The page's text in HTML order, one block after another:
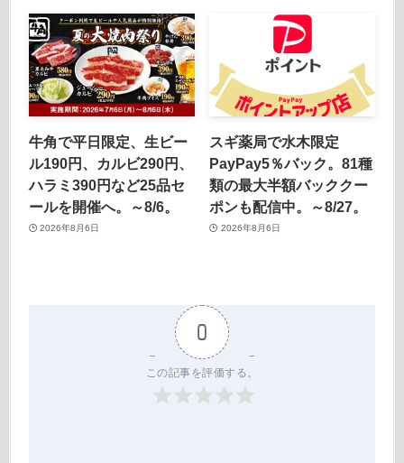
牛角で平日限定、生ビー
ル190円、カルビ290円、
ハラミ390円など25品セ
ールを開催へ。～8/6。
2026年8月6日
スギ薬局で水木限定
PayPay5％バック。81種
類の最大半額バッククー
ポンも配信中。～8/27。
2026年8月6日
0
この記事を評価する。